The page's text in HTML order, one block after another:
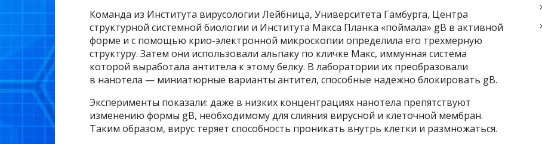
Команда из Института вирусологии Лейбница, Университета Гамбурга, Центра
структурной системной биологии и Института Макса Планка «поймала» gB в активной
форме и с помощью крио-электронной микроскопии определила его трехмерную
структуру. Затем они использовали альпаку по кличке Макс, иммунная система
которой выработала антитела к этому белку. В лаборатории их преобразовали
в нанотела — миниатюрные варианты антител, способные надежно блокировать gB.
Эксперименты показали: даже в низких концентрациях нанотела препятствуют
изменению формы gB, необходимому для слияния вирусной и клеточной мембран.
Таким образом, вирус теряет способность проникать внутрь клетки и размножаться.